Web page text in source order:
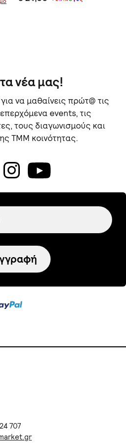
νέα μας!
να μαθαίνεις πρώτ@ τις
events, τις
τους διαγωνισμούς και
TMM κοινότητας.
707